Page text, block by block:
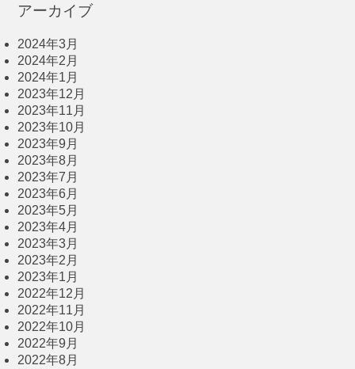
アーカイブ
2024年3月
2024年2月
2024年1月
2023年12月
2023年11月
2023年10月
2023年9月
2023年8月
2023年7月
2023年6月
2023年5月
2023年4月
2023年3月
2023年2月
2023年1月
2022年12月
2022年11月
2022年10月
2022年9月
2022年8月